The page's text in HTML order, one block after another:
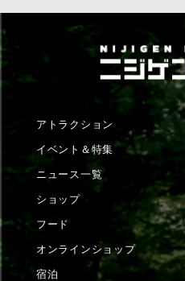
アトラクション
イベント＆特集
ニュース一覧
ショップ
フード
オンラインショップ
宿泊